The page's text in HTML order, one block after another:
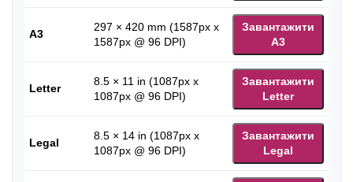
A3
297 × 420 mm (1587px x
1587px @ 96 DPI)
Завантажити
A3
Letter
8.5 × 11 in (1087px x
1087px @ 96 DPI)
Завантажити
Letter
Legal
8.5 × 14 in (1087px x
1087px @ 96 DPI)
Завантажити
Legal